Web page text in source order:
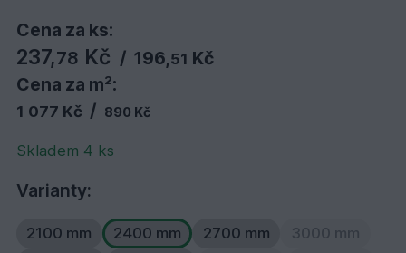
Cena za ks:
237,78 Kč / 196,51 Kč
Cena za m²:
1 077 Kč / 890 Kč
Skladem 4 ks
Varianty:
2100 mm 2400 mm 2700 mm
3000 mm